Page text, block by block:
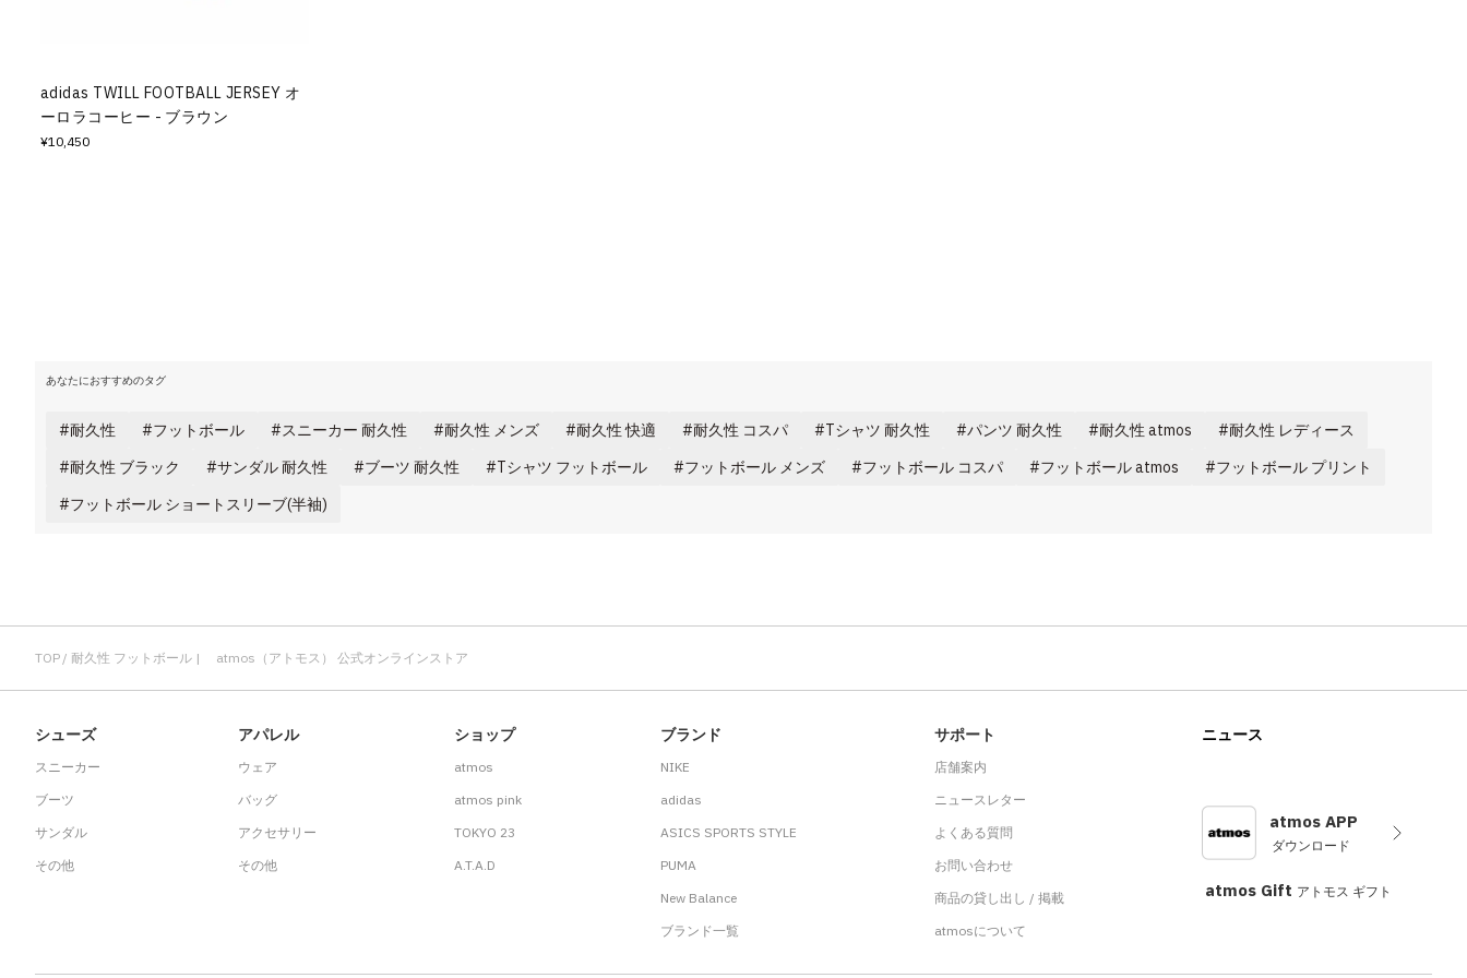
adidas TWILL FOOTBALL JERSEY オ
ーロラコーヒー - ブラウン
¥10,450
あなたにおすすめのタグ
耐久性 フットボール スニーカー 耐久性 耐久性 メンズ 耐久性 快適 耐久性 コスパ Tシャツ 耐久性 パンツ 耐久性 耐久性 atmos
耐久性 レディース
耐久性 ブラック
サンダル 耐久性 ブーツ 耐久性 Tシャツ フットボール フットボール メンズ フットボール コスパ フットボール atmos
フットボール プリント
フットボール ショートスリーブ(半袖)
TOP 耐久性 フットボール | atmos（アトモス） 公式オンラインストア
シューズ
スニーカー
ブーツ
サンダル
その他
アパレル
ウェア
バッグ
アクセサリー
その他
ショップ
atmos
atmos pink
TOKYO 23
A.T.A.D
ブランド
NIKE
adidas
ASICS SPORTS STYLE
PUMA
New Balance
ブランド一覧
サポート
店舗案内
ニュースレター
よくある質問
お問い合わせ
商品の貸し出し / 掲載
atmosについて
ニュース
atmos APP
ダウンロード
atmos Gift アトモス ギフト